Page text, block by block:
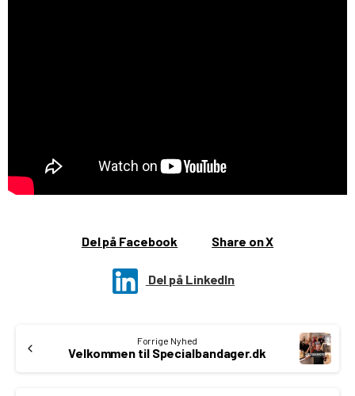
Del på Facebook Share on X
Del på LinkedIn
Reading
Forrige Nyhed
Velkommen til Specialbandager.dk